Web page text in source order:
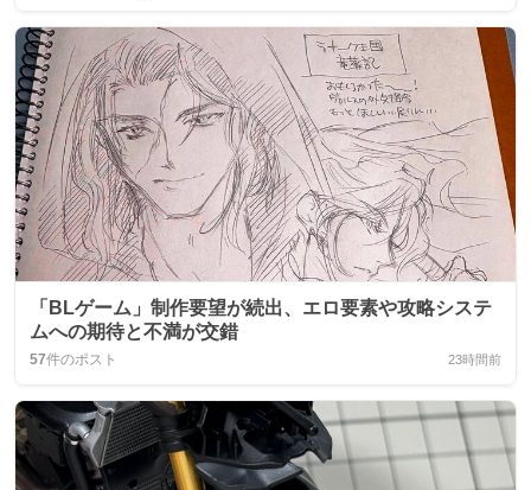
「BLゲーム」制作要望が続出、エロ要素や攻略システ
ムへの期待と不満が交錯
57件のポスト 23時間前